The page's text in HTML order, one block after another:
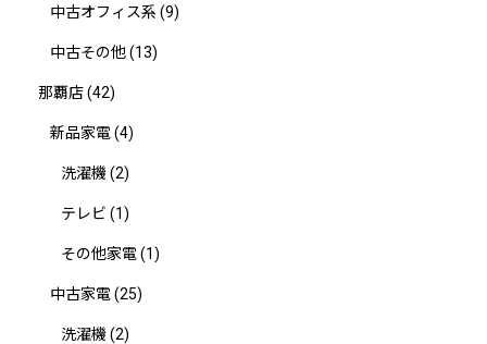
中古オフィス系 (9)
中古その他(13)
那覇店(42)
新品家電(4)
洗濯機 (2)
テレビ (1)
その他家電(1)
中古家電(25)
洗濯機 (2)